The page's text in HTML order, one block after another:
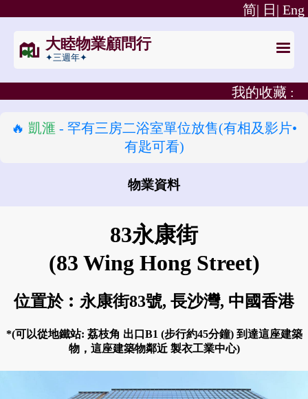
Eng
日|
简|
大睦物業顧問行
✦三週年✦
我的收藏 :
🔥 凱滙 - 罕有三房二浴室單位放售(有相及影片•
有匙可看)
物業資料
83永康街
(83 Wing Hong Street)
位置於︰永康街83號, 長沙灣, 中國香港
*(可以從地鐵站: 荔枝角 出口B1 (步行約45分鐘) 到達這座建築
物，這座建築物鄰近 製衣工業中心)